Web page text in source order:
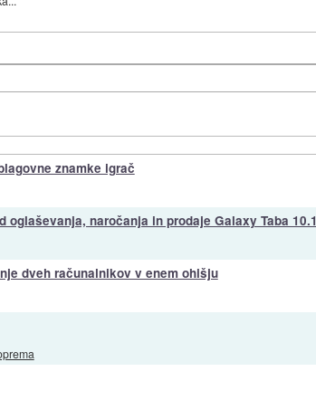
znamke igrač
oglaševanja, naročanja in prodaje Galaxy Taba
dveh računalnikov v enem ohišju